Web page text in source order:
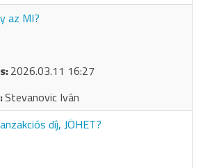
az MI?
2026.03.11 16:27
Stevanovic Iván
díj, JÖHET?